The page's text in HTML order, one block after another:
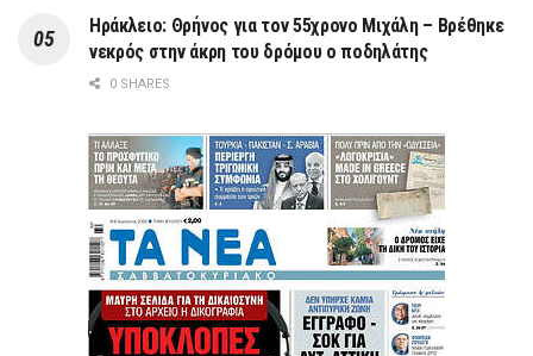
Ηράκλειο: Θρήνος για τον 55χρονο Μιχάλη – Βρέθηκε
νεκρός στην άκρη του δρόμου ο ποδηλάτης
0 SHARES